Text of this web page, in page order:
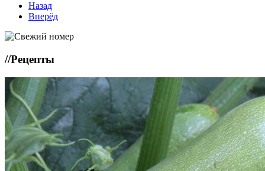
Назад
Вперёд
//Рецепты